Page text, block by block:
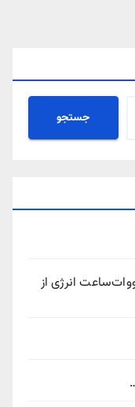
جستجو
و ۵۰۹ هزار و ۵۵۰ کیلووات‌ساعت انرژی از